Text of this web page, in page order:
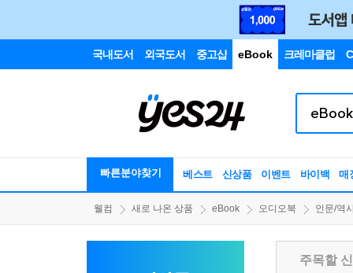
국내도서 외국도서 중고샵 eBook 크레마클럽
빠른분야찾기 베스트 신상품 이벤트 바이백 매
웰컴 새로 나온 상품 eBook 오디오북 인문/역
주목할